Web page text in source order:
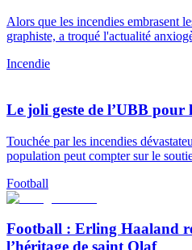
Alors que les incendies embrasent
graphiste, a troqué l'actualité
Incendie
Le joli geste de l’UBB pour
Touchée par les incendies
population peut compter sur le
Football
Football : Erling Haaland